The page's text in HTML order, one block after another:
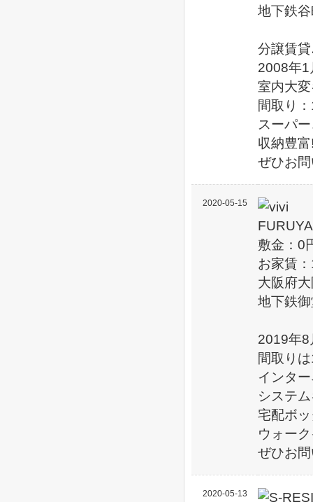
地下鉄
分譲賃
2008年1
室内大
間取り
スーパ
収納豊
ぜひお
2020-05-15
敷金：0
お家賃
大阪府
地下鉄
2019年8
間取り
インタ
システ
宅配ボ
ウォー
ぜひお
2020-05-13